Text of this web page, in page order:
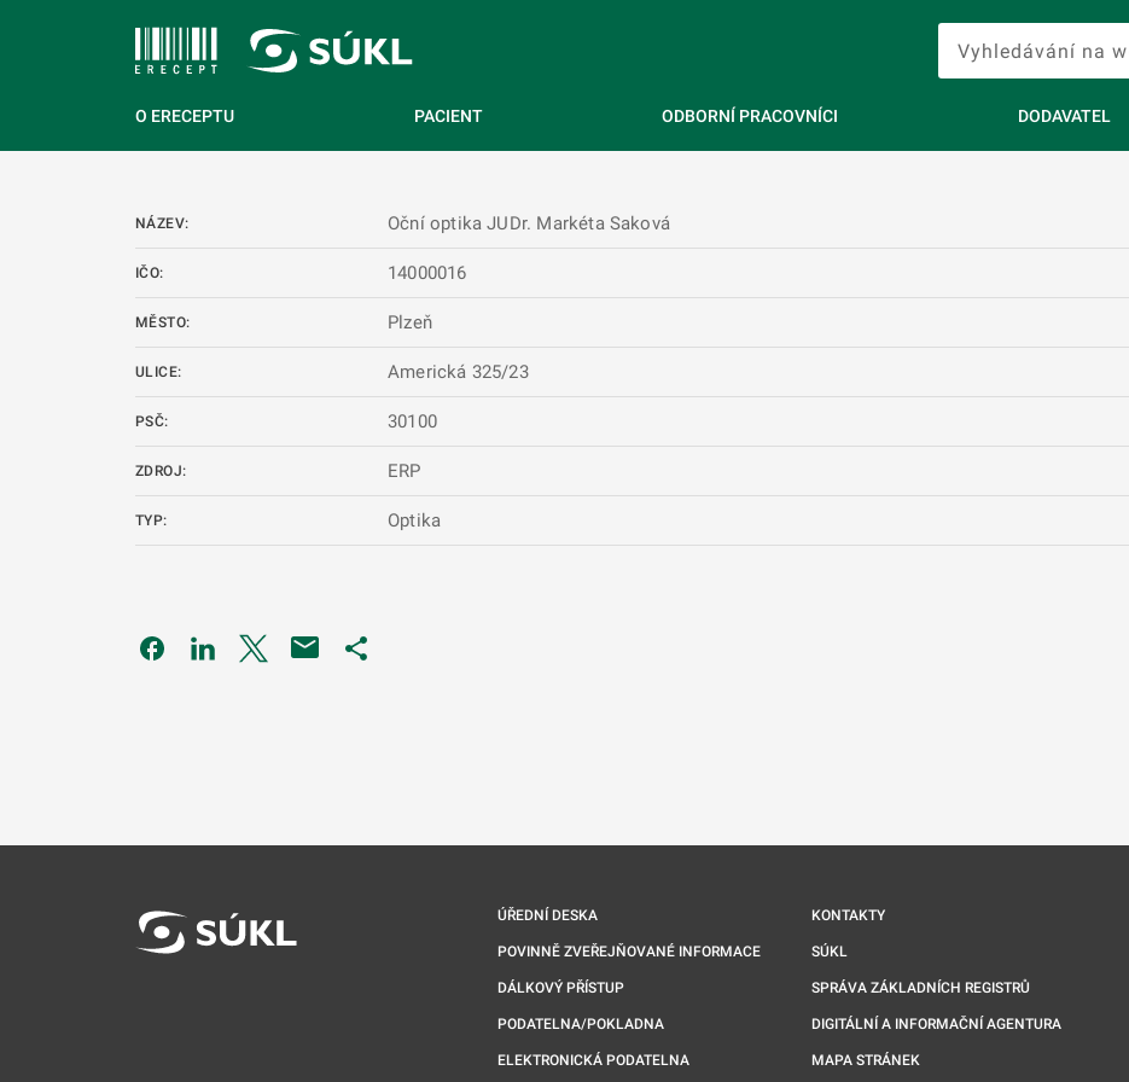
O ERECEPTU PACIENT ODBORNÍ PRACOVNÍCI DODAVATEL
NÁZEV: Oční optika JUDr. Markéta Saková
IČO: 14000016
MĚSTO: Plzeň
ULICE: Americká 325/23
PSČ: 30100
ZDROJ: ERP
TYP: Optika
Odkaz se otevře na nové kartě
Odkaz se otevře na nové kartě
Odkaz se otevře na nové kartě
ÚŘEDNÍ DESKA
POVINNĚ ZVEŘEJŇOVANÉ INFORMACE
DÁLKOVÝ PŘÍSTUP
PODATELNA/POKLADNA
ELEKTRONICKÁ PODATELNA
KONTAKTY
SÚKL
SPRÁVA ZÁKLADNÍCH REGISTRŮ
DIGITÁLNÍ A INFORMAČNÍ AGENTURA
MAPA STRÁNEK